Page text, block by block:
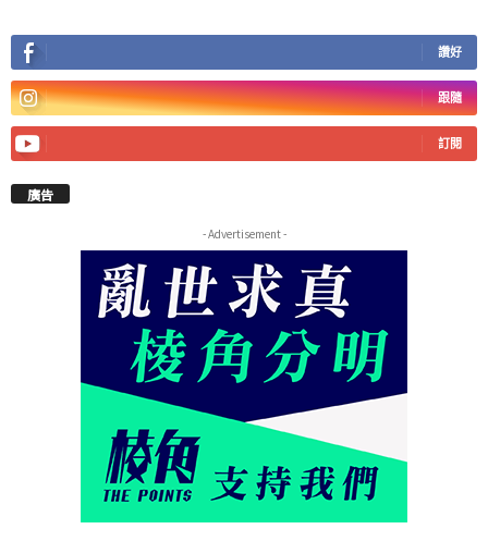
讚好
跟隨
訂閱
廣告
- Advertisement -